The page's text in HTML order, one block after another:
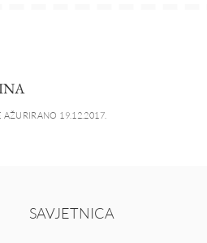
AŽURIRANO 19.12.2017.
SAVJETNICA